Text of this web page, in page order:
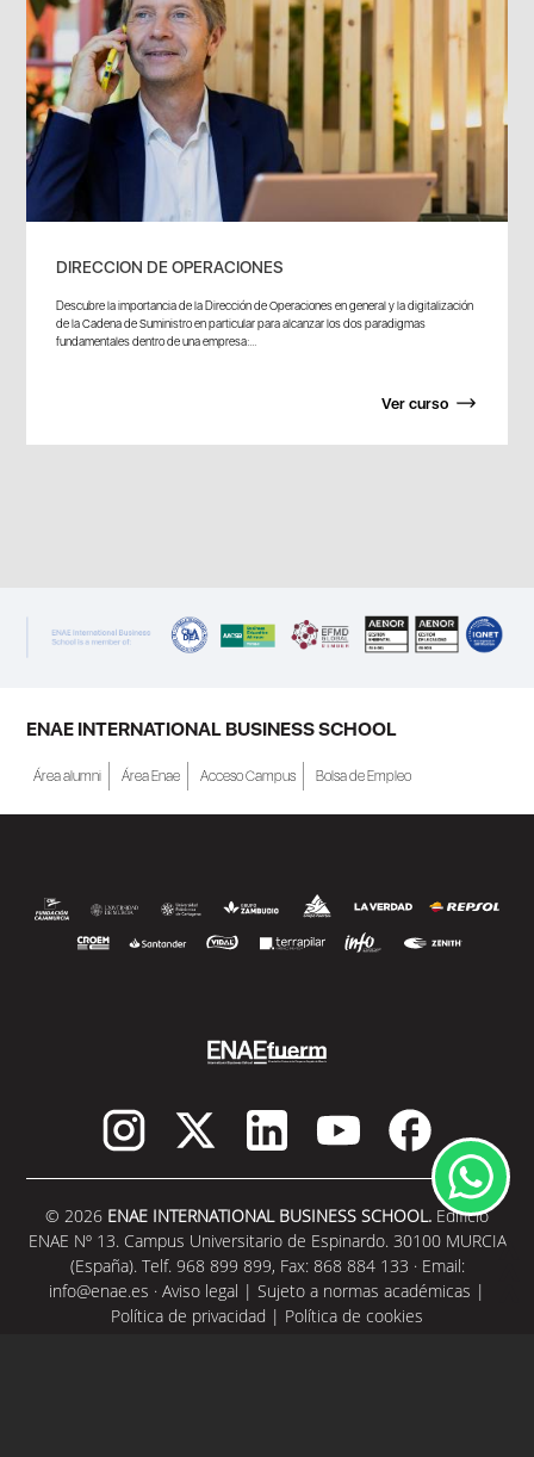
DIRECCION DE OPERACIONES
Descubre la importancia de la Dirección de Operaciones en general y la digitalización
de la Cadena de Suministro en particular para alcanzar los dos paradigmas
fundamentales dentro de una empresa:...
Ver curso
ENAE INTERNATIONAL BUSINESS SCHOOL
Área alumni Área Enae Acceso Campus Bolsa de Empleo
© 2026 ENAE INTERNATIONAL BUSINESS SCHOOL. Edificio
ENAE Nº 13. Campus Universitario de Espinardo. 30100 MURCIA
(España). Telf. 968 899 899, Fax: 868 884 133 · Email:
info@enae.es · Aviso legal | Sujeto a normas académicas |
Política de privacidad | Política de cookies